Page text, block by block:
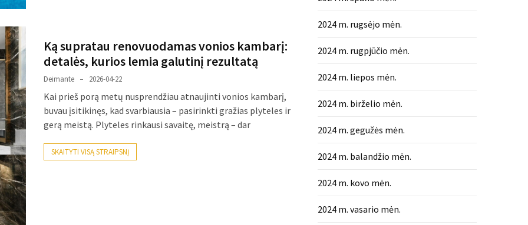
Ką supratau renovuodamas vonios kambarį:
detalės, kurios lemia galutinį rezultatą
Deimante 2026-04-22
Kai prieš porą metų nusprendžiau atnaujinti vonios kambarį,
buvau įsitikinęs, kad svarbiausia – pasirinkti gražias plyteles ir
gerą meistą. Plyteles rinkausi savaitę, meistrą – dar
SKAITYTI VISĄ STRAIPSNĮ
2024 m. rugsėjo mėn.
2024 m. rugpjūčio mėn.
2024 m. liepos mėn.
2024 m. birželio mėn.
2024 m. gegužės mėn.
2024 m. balandžio mėn.
2024 m. kovo mėn.
2024 m. vasario mėn.